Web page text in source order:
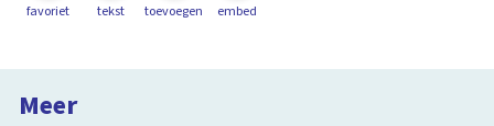
favoriet tekst toevoegen embed
Meer